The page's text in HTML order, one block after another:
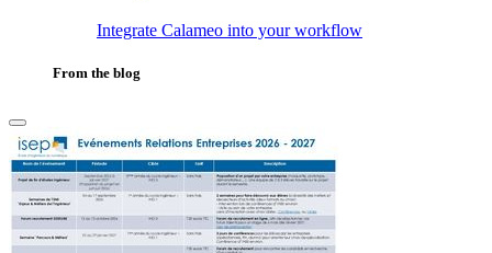
Integrate Calameo into your workflow
From the blog